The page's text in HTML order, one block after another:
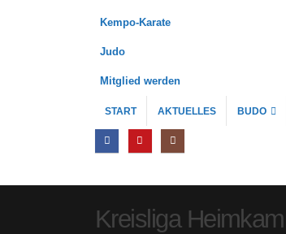
Kempo-Karate
Judo
Mitglied werden
START AKTUELLES BUDO
Kreisliga